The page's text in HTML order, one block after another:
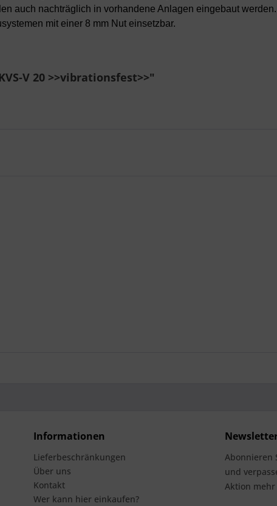
auch nachträglich in vorhandene Anlagen eingebaut
mit einer 8 mm Nut einsetzbar.
V 20 >>vibrationsfest>>"
Informationen
Lieferbeschränkungen
Über uns
Kontakt
Wer kann hier einkaufen?
Abonnieren
und
Aktion